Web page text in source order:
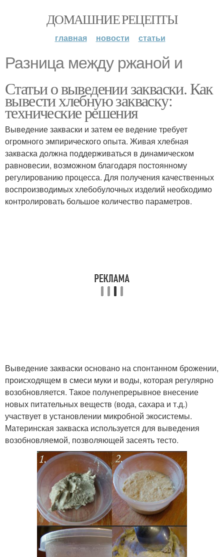
ДОМАШНИЕ РЕЦЕПТЫ
главная новости статьи
Разница между ржаной и
Статьи о выведении закваски. Как
вывести хлебную закваску:
технические решения
Выведение закваски и затем ее ведение требует
огромного эмпирического опыта. Живая хлебная
закваска должна поддерживаться в динамическом
равновесии, возможном благодаря постоянному
регулированию процесса. Для получения качественных
воспроизводимых хлебобулочных изделий необходимо
контролировать большое количество параметров.
Выведение закваски основано на спонтанном брожении,
происходящем в смеси муки и воды, которая регулярно
возобновляется. Такое полунепрерывное внесение
новых питательных веществ (вода, сахара и т.д.)
участвует в установлении микробной экосистемы.
Материнская закваска используется для выведения
возобновляемой, позволяющей засеять тесто.